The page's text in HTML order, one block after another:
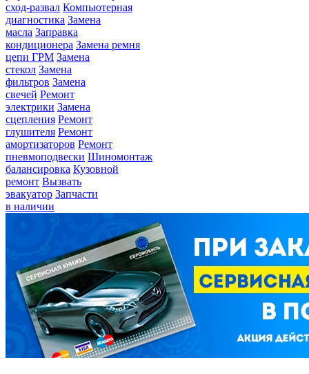
сход-развал Компьютерная
диагностика Замена
масла Заправка
кондиционера Замена ремня
цепи ГРМ Замена
стекол Замена
фильтров Замена
свечей Ремонт
электрики Замена
сцепления Ремонт
глушителя Ремонт
амортизаторов Ремонт
пневмоподвески Шиномонтаж
балансировка Кузовной
ремонт Вызвать
эвакуатор Запчасти
в наличии